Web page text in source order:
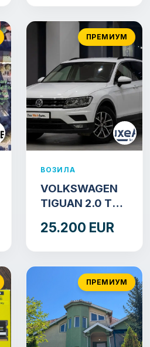
ПРЕМИУМ
ВОЗИЛА
VOLKSWAGEN
TIGUAN 2.0 TDI
150 KS.2018
25.200 EUR
ПРЕМИУМ